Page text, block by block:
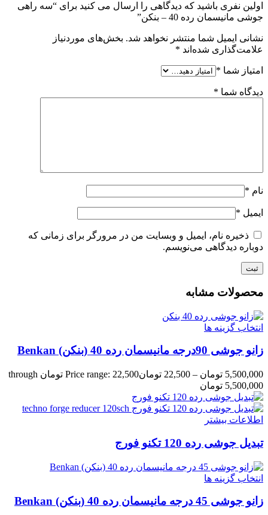
اولین نفری باشید که دیدگاهی را ارسال می کنید برای “سه راهی
جوشی مانیسمان رده 40 – بنکن”
نشانی ایمیل شما منتشر نخواهد شد. بخش‌های موردنیاز
علامت‌گذاری شده‌اند *
امتیاز شما *
دیدگاه شما *
نام *
ایمیل *
ذخیره نام، ایمیل و وبسایت من در مرورگر برای زمانی که
دوباره دیدگاهی می‌نویسم.
محصولات مشابه
انتخاب گزینه ها
زانو جوشی 90درجه مانیسمان رده 40 (بنکن) Benkan
5,500,000 تومان –
22,500 تومان
Price range: 22,500 تومان through
5,500,000 تومان
اطلاعات بیشتر
تبدیل جوشی رده 120 تکنو فورج
انتخاب گزینه ها
زانو جوشی 45 درجه مانیسمان رده 40 (بنکن) Benkan